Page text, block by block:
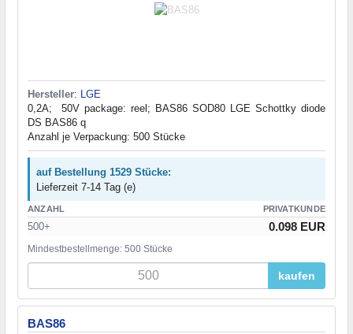
Hersteller: LGE
0,2A; 50V package: reel; BAS86 SOD80 LGE Schottky diode
DS BAS86 q
Anzahl je Verpackung: 500 Stücke
auf Bestellung 1529 Stücke:
Lieferzeit 7-14 Tag (e)
ANZAHL PRIVATKUNDE
500+ 0.098 EUR
Mindestbestellmenge: 500 Stücke
kaufen
BAS86